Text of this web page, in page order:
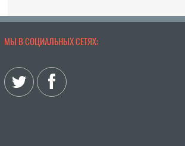
МЫ В СОЦИАЛЬНЫХ СЕТЯХ: